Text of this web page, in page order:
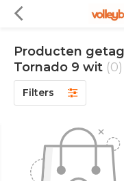
Producten
Tornado 9 wit (0)
Filters